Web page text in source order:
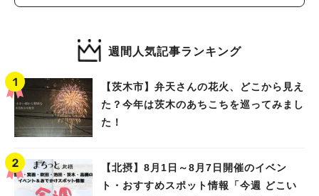
週間人気記事ランキング
【茨木市】弁天さんの花火、どこから見え
た？今年は茨木のあちこちを巡ってみまし
た！
【北摂】8月1日～8月7日開催のイベン
ト・おすすめスポット情報「今週 どこい